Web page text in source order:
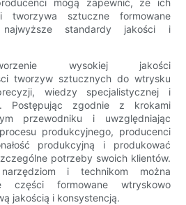
mogą zapewnić, że ich
tworzywa sztuczne formowane
najwyższe standardy jakości i
wysokiej jakości
tworzyw sztucznych do wtrysku
wiedzy specjalistycznej i
Postępując zgodnie z krokami
przewodniku i uwzględniając
produkcyjnego, producenci
produkcyjną i produkować
potrzeby swoich klientów.
i technikom można
części formowane wtryskowo
jakością i konsystencją.